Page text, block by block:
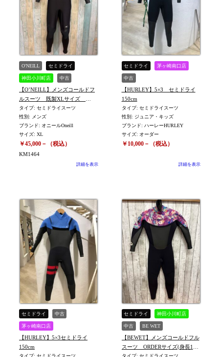
O'NEILL セミドライ
神田小川町店 中古
MEN-XL
【O’NEILL】メンズコールドフ
ルスーツ 既製XLサイズ
※KM 1464
タイプ: セミドライスーツ
性別: メンズ
ブランド: オニールOneill
サイズ: XL
￥45,000－（税込）
KM1464
詳細を表示
セミドライ 茅ヶ崎南口店
中古
【HURLEY】5×3 セミドライ
150cm
タイプ: セミドライスーツ
性別: ジュニア・キッズ
ブランド: ハーレーHURLEY
サイズ: オーダー
￥10,000－（税込）
詳細を表示
セミドライ 中古
茅ヶ崎南口店
【HURLEY】5×3セミドライ
150cm
タイプ: セミドライスーツ
セミドライ 神田小川町店
中古 BE WET
【BEWET】メンズコールドフル
スーツ ORDERサイズ(身長178
タイプ: セミドライスーツ